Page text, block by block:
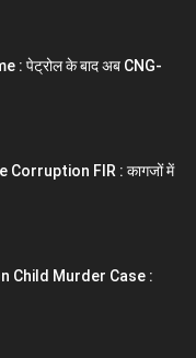
: पेट्रोल के बाद अब CNG-
FIR : कागजों में
Child Murder Case :